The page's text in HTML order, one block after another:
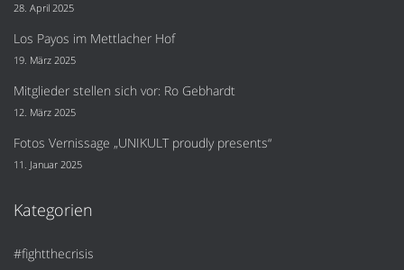
28. April 2025
Los Payos im Mettlacher Hof
19. März 2025
Mitglieder stellen sich vor: Ro Gebhardt
12. März 2025
Fotos Vernissage „UNIKULT proudly presents“
11. Januar 2025
Kategorien
#fightthecrisis